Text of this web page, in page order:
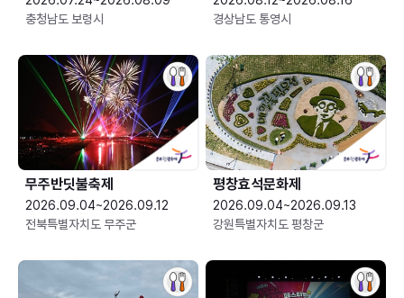
충청남도 보령시
경상남도 통영시
무주반딧불축제
2026.09.04~2026.09.12
전북특별자치도 무주군
평창효석문화제
2026.09.04~2026.09.13
강원특별자치도 평창군